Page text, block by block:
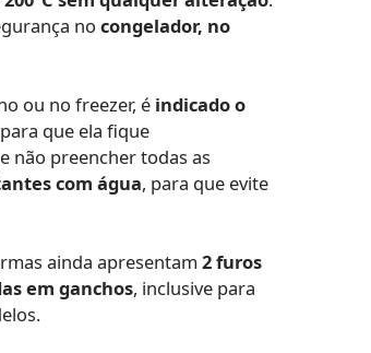
nocongelador, no
ou no freezer, é indicado o
que ela fique
não preencher todas as
com água, para que evite
ainda apresentam2 furos
em ganchos, inclusive para